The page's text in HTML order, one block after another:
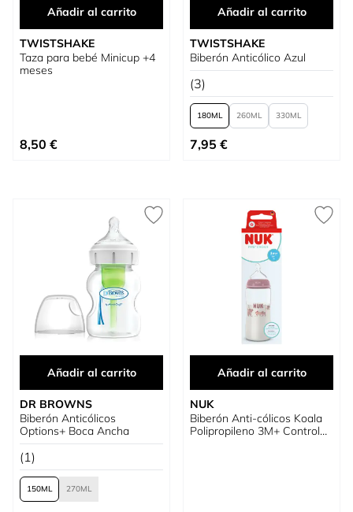
Añadir al carrito
TWISTSHAKE
Taza para bebé Minicup +4
meses
8,50 €
Añadir al carrito
TWISTSHAKE
Biberón Anticólico Azul
(3)
180 260 330
Tan bajo como
7,95 €
Añadir al carrito
DR BROWNS
Biberón Anticólicos
Options+ Boca Ancha
(1)
150 270
Añadir al carrito
NUK
Biberón Anti-cólicos Koala
Polipropileno 3M+ Control